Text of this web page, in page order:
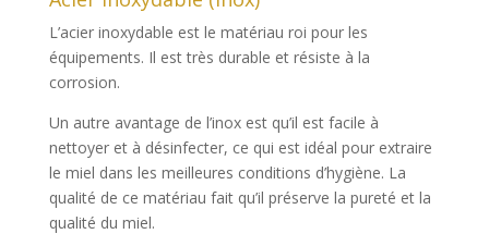
L’acier inoxydable est le matériau roi pour les
équipements. Il est très durable et résiste à la
corrosion.
Un autre avantage de l’inox est qu’il est facile à
nettoyer et à désinfecter, ce qui est idéal pour extraire
le miel dans les meilleures conditions d’hygiène. La
qualité de ce matériau fait qu’il préserve la pureté et la
qualité du miel.